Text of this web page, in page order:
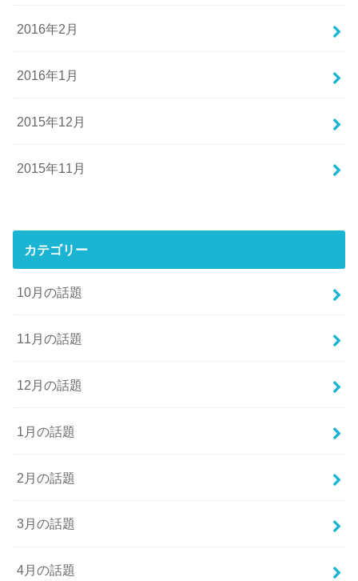
2016年2月
2016年1月
2015年12月
2015年11月
カテゴリー
10月の話題
11月の話題
12月の話題
1月の話題
2月の話題
3月の話題
4月の話題